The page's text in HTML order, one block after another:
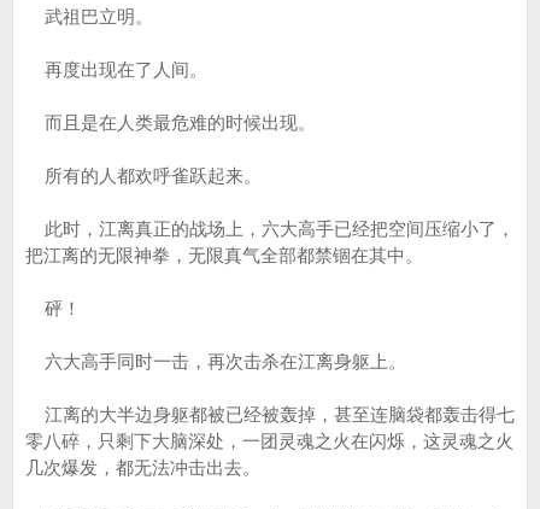
武祖巴立明。
再度出现在了人间。
而且是在人类最危难的时候出现。
所有的人都欢呼雀跃起来。
此时，江离真正的战场上，六大高手已经把空间压缩小了，
把江离的无限神拳，无限真气全部都禁锢在其中。
砰！
六大高手同时一击，再次击杀在江离身躯上。
江离的大半边身躯都被已经被轰掉，甚至连脑袋都轰击得七
零八碎，只剩下大脑深处，一团灵魂之火在闪烁，这灵魂之火
几次爆发，都无法冲击出去。